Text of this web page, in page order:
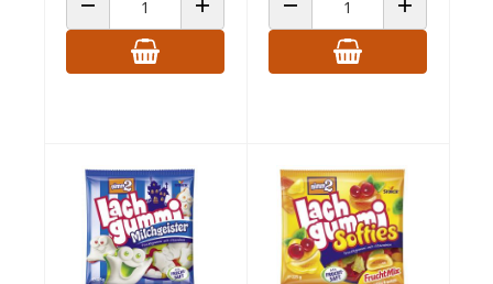
ANZAHL VERRINGERNANZAHL ERHÖHENANZAHL VERRINGERNANZAHL